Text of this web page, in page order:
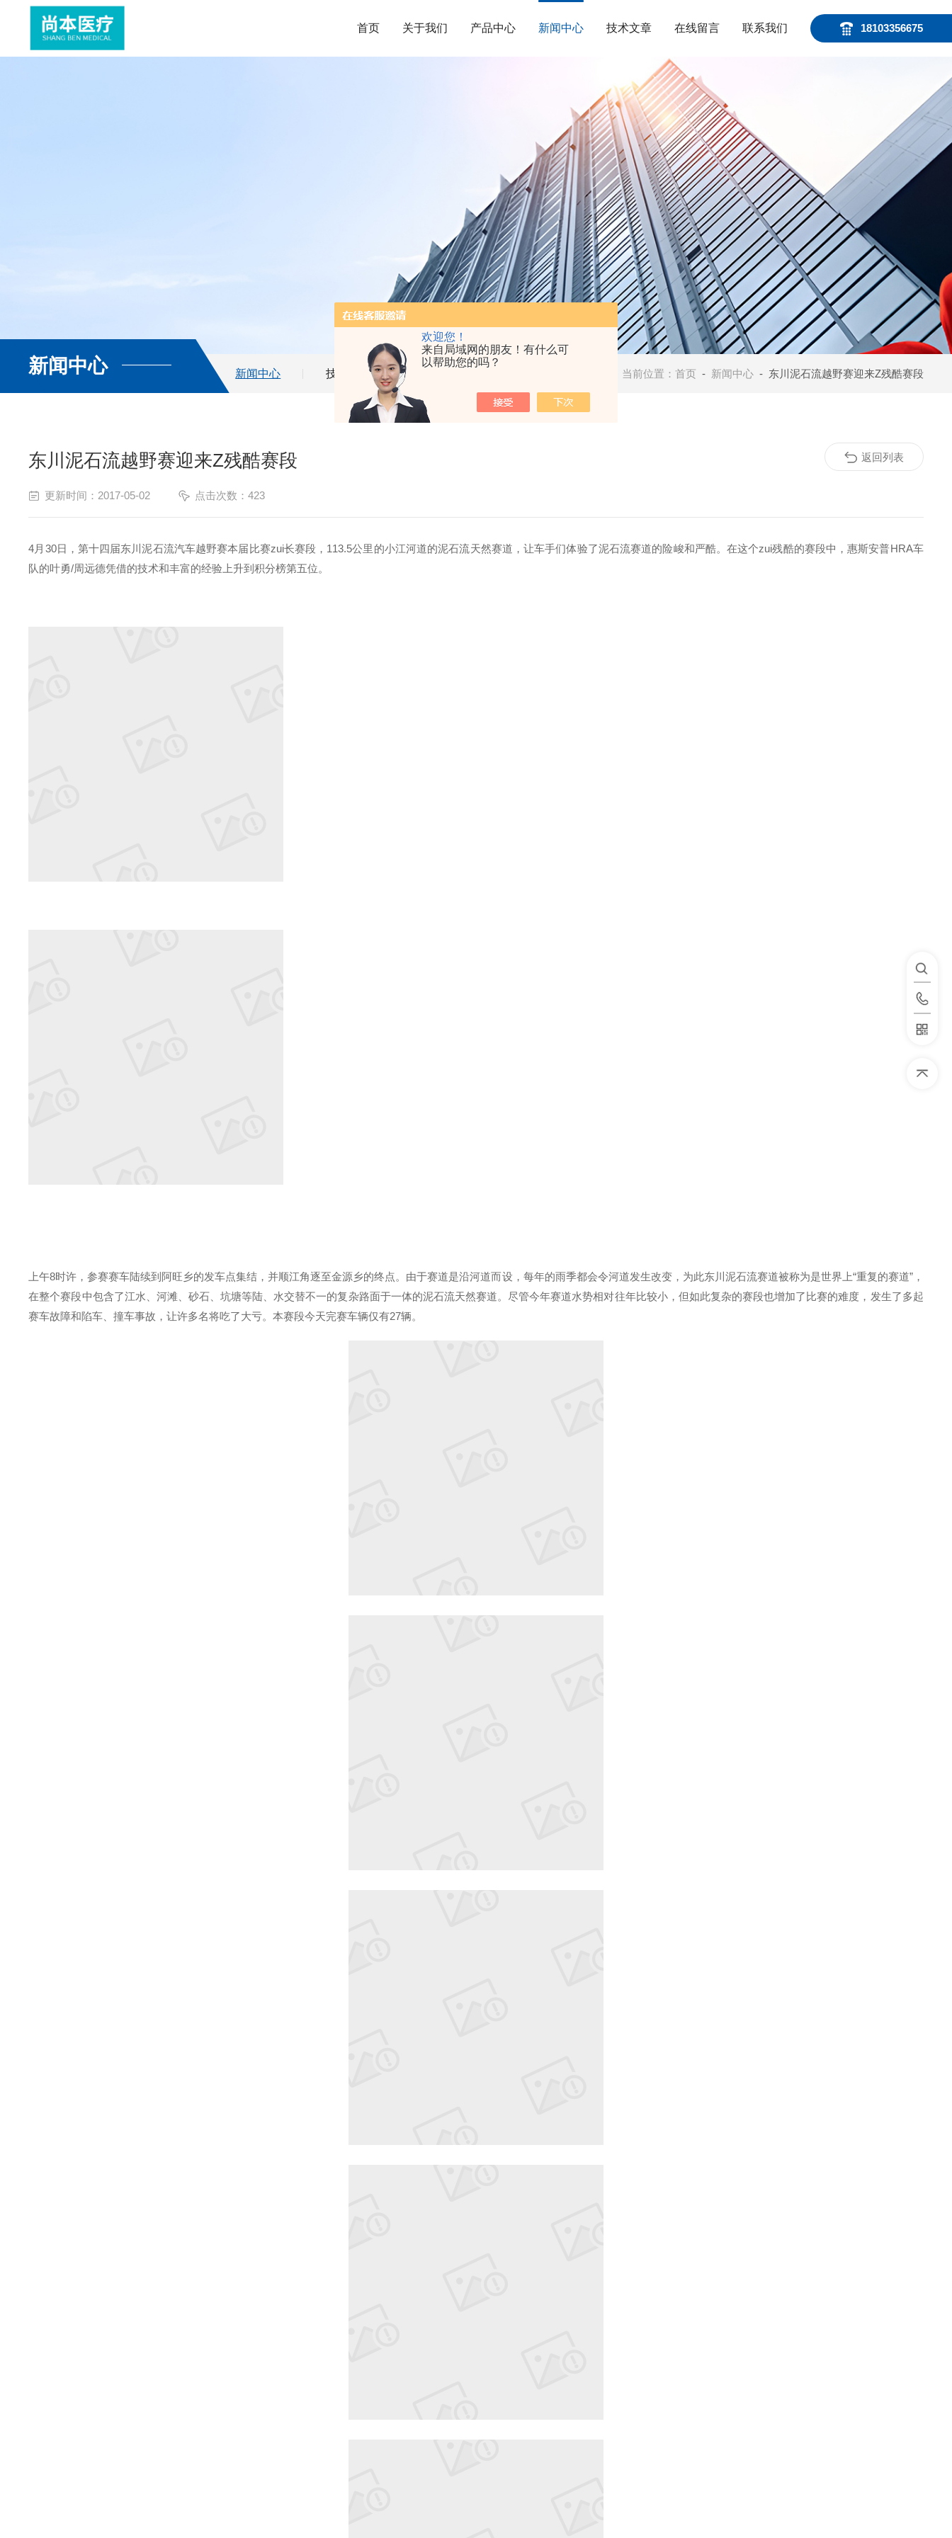
欢迎您！
来自局域网的朋友！有什么可
以帮助您的吗？
18103356675
首页 关于我们 产品中心 新闻中心 技术文章 在线留言 联系我们
新闻中心 新闻中心 技术文章 当前位置： 首页 - 新闻中心- 东川泥石流越野赛迎来Z残酷赛段
东川泥石流越野赛迎来Z残酷赛段
更新时间：2017-05-02 点击次数：423
4月30日，第十四届东川泥石流汽车越野赛本届比赛zui长赛段， 113.5公里 的小江河道的泥石流天然赛道，让车手们体验了泥石流赛道的险峻和严酷。在这个zui残酷的赛段中，惠斯安普HRA车
队的叶勇/周远德凭借的技术和丰富的经验上升到积分榜第五位。
上午8时许，参赛赛车陆续到阿旺乡的发车点集结，并顺江角逐至金源乡的终点。由于赛道是沿河道而设，每年的雨季都会令河道发生改变，为此东川泥石流赛道被称为是世界上“重复的赛道”，
在整个赛段中包含了江水、河滩、砂石、坑塘等陆、水交替不一的复杂路面于一体的泥石流天然赛道。尽管今年赛道水势相对往年比较小，但如此复杂的赛段也增加了比赛的难度，发生了多起
赛车故障和陷车、撞车事故，让许多名将吃了大亏。本赛段今天完赛车辆仅有27辆。
返回列表